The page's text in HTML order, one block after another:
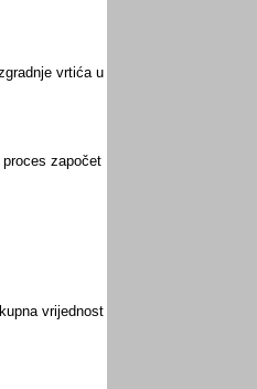
vrtića u
započet
vrijednost